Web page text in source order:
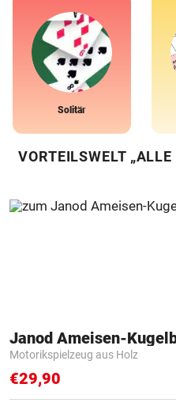
Solitär
VORTEILSWELT
Janod Ameisen-
Motorikspielzeug aus Holz
€29,90